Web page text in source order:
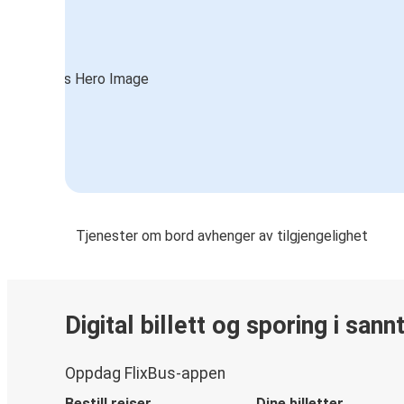
Tjenester om bord avhenger av tilgjengelighet
Digital billett og sporing i
Oppdag FlixBus-appen